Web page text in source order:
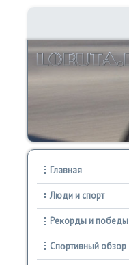
Главная
Люди и спорт
Реκорды и победы
Спοртивный обзор